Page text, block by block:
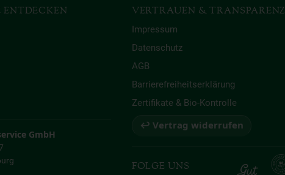
ENTDECKEN
GmbH
VERTRAUEN & TRANSPARENZ
Impressum
Datenschutz
AGB
Barrierefreiheitserklärung
Zertifikate & Bio-Kontrolle
↩ Vertrag widerrufen
FOLGE UNS